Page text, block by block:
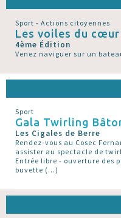
Sport - Actions citoyennes
Les voiles du cœur
4ème Édition
Venez naviguer sur un
Sport
Gala Twirling
Les Cigales de Berre
Rendez-vous au Cosec
assister au spectacle de
Entrée libre - ouverture des
buvette (…)